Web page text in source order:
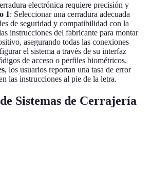
electrónica requiere precisión y
1: Seleccionar una cerradura adecuada
de seguridad y compatibilidad con la
instrucciones del fabricante para montar
asegurando todas las conexiones
el sistema a través de su interfaz
de acceso o perfiles biométricos.
, los usuarios reportan una tasa de error
las instrucciones al pie de la letra.
Sistemas de Cerrajería